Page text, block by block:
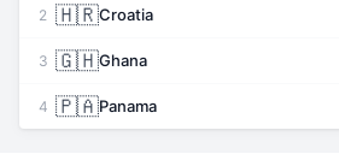
2 🇭🇷Croatia
3 🇬🇭Ghana
4 🇵🇦Panama